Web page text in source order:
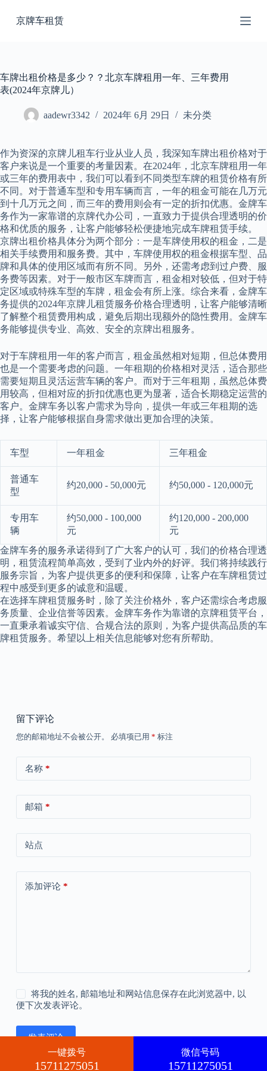
过
京牌车租赁
车牌出租价格是多少？？北京车牌租用一年、三年费用
表(2024年京牌儿）
aadewr3342 2024年 6月 29日 未分类
作为资深的京牌儿租车行业从业人员，我深知车牌出租价格对于
客户来说是一个重要的考量因素。在2024年，北京车牌租用一年
或三年的费用表中，我们可以看到不同类型车牌的租赁价格有所
不同。对于普通车型和专用车辆而言，一年的租金可能在几万元
到十几万元之间，而三年的费用则会有一定的折扣优惠。金牌车
务作为一家靠谱的京牌代办公司，一直致力于提供合理透明的价
格和优质的服务，让客户能够轻松便捷地完成车牌租赁手续。
京牌出租价格具体分为两个部分：一是车牌使用权的租金，二是
相关手续费用和服务费。其中，车牌使用权的租金根据车型、品
牌和具体的使用区域而有所不同。另外，还需考虑到过户费、服
务费等因素。对于一般市区车牌而言，租金相对较低，但对于特
定区域或特殊车型的车牌，租金会有所上涨。综合来看，金牌车
务提供的2024年京牌儿租赁服务价格合理透明，让客户能够清晰
了解整个租赁费用构成，避免后期出现额外的隐性费用。金牌车
务能够提供专业、高效、安全的京牌出租服务。
对于车牌租用一年的客户而言，租金虽然相对短期，但总体费用
也是一个需要考虑的问题。一年租期的价格相对灵活，适合那些
需要短期且灵活运营车辆的客户。而对于三年租期，虽然总体费
用较高，但相对应的折扣优惠也更为显著，适合长期稳定运营的
客户。金牌车务以客户需求为导向，提供一年或三年租期的选
择，让客户能够根据自身需求做出更加合理的决策。
车型 一年租金 三年租金
普通车
型
约20,000 - 50,000元 约50,000 - 120,000元
专用车
辆
约50,000 - 100,000
元
约120,000 - 200,000
元
金牌车务的服务承诺得到了广大客户的认可，我们的价格合理透
明，租赁流程简单高效，受到了业内外的好评。我们将持续践行
服务宗旨，为客户提供更多的便利和保障，让客户在车牌租赁过
程中感受到更多的诚意和温暖。
在选择车牌租赁服务时，除了关注价格外，客户还需综合考虑服
务质量、企业信誉等因素。金牌车务作为靠谱的京牌租赁平台，
一直秉承着诚实守信、合规合法的原则，为客户提供高品质的车
牌租赁服务。希望以上相关信息能够对您有所帮助。
留下评论
您的邮箱地址不会被公开。 必填项已用 * 标注
名称*
邮箱 *
站点
添加评论*
将我的姓名, 邮箱地址和网站信息保存在此浏览器中, 以
便下次发表评论。
发表评论
一键拨号
15711275051
微信号码
15711275051